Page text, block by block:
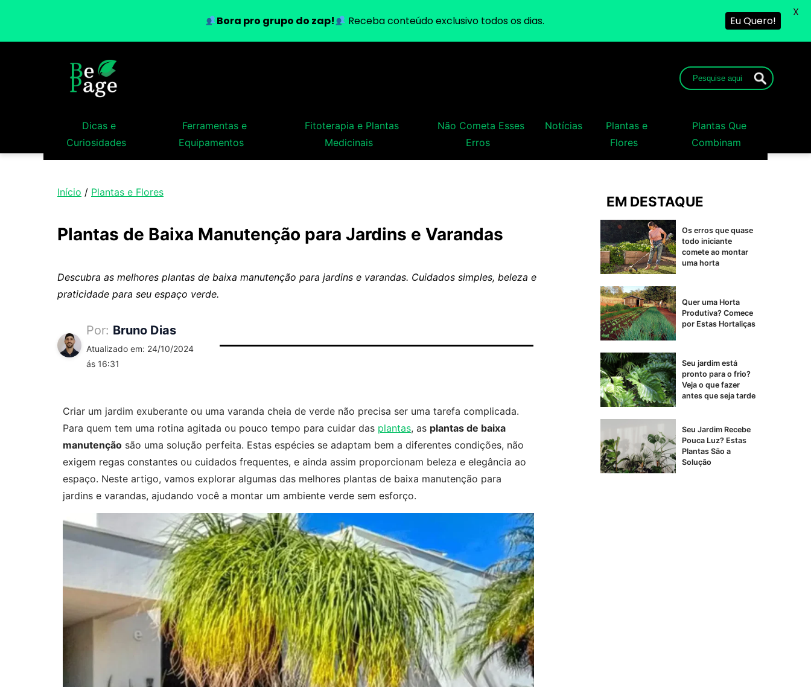
Dicas e
Curiosidades
Ferramentas e
Equipamentos
Fitoterapia e Plantas
Medicinais
Não Cometa Esses
Erros
Notícias
Plantas e
Flores
Plantas Que
Combinam
Início / Plantas e Flores
Plantas de Baixa Manutenção para Jardins e Varandas
Descubra as melhores plantas de baixa manutenção para jardins e varandas. Cuidados simples, beleza e
praticidade para seu espaço verde.
Por: Bruno Dias
Atualizado em: 24/10/2024
ás 16:31
Criar um jardim exuberante ou uma varanda cheia de verde não precisa ser uma tarefa complicada.
Para quem tem uma rotina agitada ou pouco tempo para cuidar das plantas, as plantas de baixa
manutenção são uma solução perfeita. Estas espécies se adaptam bem a diferentes condições, não
exigem regas constantes ou cuidados frequentes, e ainda assim proporcionam beleza e elegância ao
espaço. Neste artigo, vamos explorar algumas das melhores plantas de baixa manutenção para
jardins e varandas, ajudando você a montar um ambiente verde sem esforço.
EM DESTAQUE
Os erros que quase
todo iniciante
comete ao montar
uma horta
Quer uma Horta
Produtiva? Comece
por Estas Hortaliças
Seu jardim está
pronto para o frio?
Veja o que fazer
antes que seja tarde
Seu Jardim Recebe
Pouca Luz? Estas
Plantas São a
Solução
Bora pro grupo do zap! Receba conteúdo exclusivo todos os dias. Eu Quero!
X